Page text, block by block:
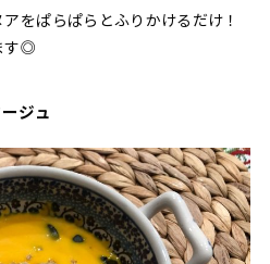
をぱらぱらとふりかけるだけ！
す◎
ジュ